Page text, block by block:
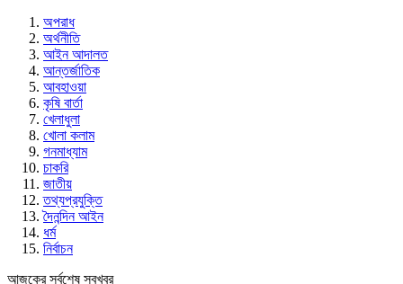
অপরাধ
অর্থনীতি
আইন আদালত
আন্তর্জাতিক
আবহাওয়া
কৃষি বার্তা
খেলাধুলা
খোলা কলাম
গনমাধ্যাম
চাকরি
জাতীয়
তথ্যপ্রযুক্তি
দৈনন্দিন আইন
ধর্ম
নির্বাচন
আজকের সর্বশেষ সবখবর